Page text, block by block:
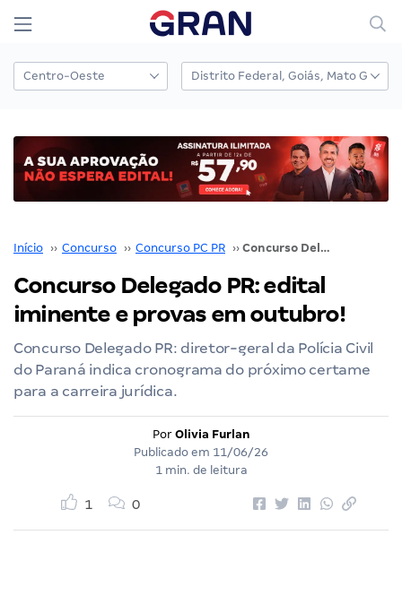
Início ›› Concurso ›› Concurso PC PR ›› Concurso Delegado PR: edital iminente e provas em outubro!
Concurso Delegado PR: edital
iminente e provas em outubro!
Concurso Delegado PR: diretor-geral da Polícia Civil
do Paraná indica cronograma do próximo certame
para a carreira jurídica.
Por Olivia Furlan
Publicado em 11/06/26
1 min. de leitura
1 0